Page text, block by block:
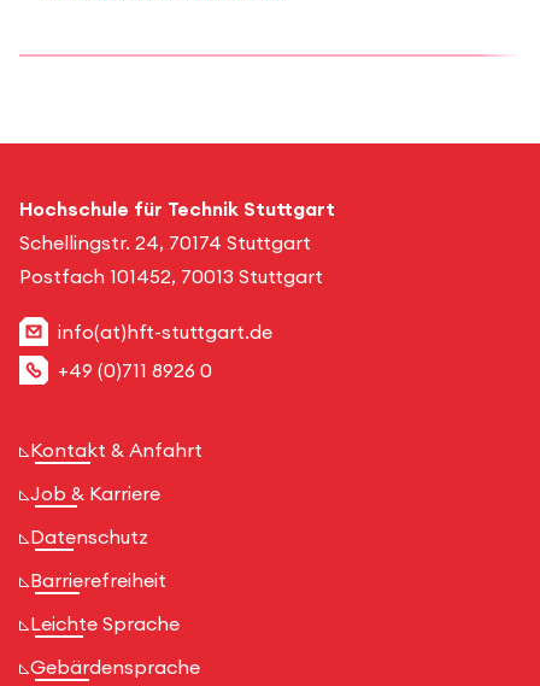
Hochschule für Technik Stuttgart
Schellingstr. 24, 70174 Stuttgart
Postfach 101452, 70013 Stuttgart
info(at)hft-stuttgart.de
+49 (0)711 8926 0
Kontakt & Anfahrt
Job & Karriere
Datenschutz
Barrierefreiheit
Leichte Sprache
Gebärdensprache